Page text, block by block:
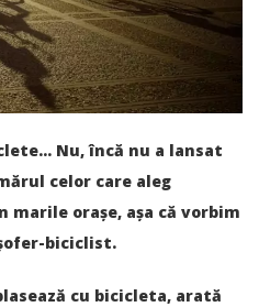
Nu, încă nu a lansat
celor care aleg
orașe, așa că vorbim
biciclist.
cu bicicleta, arată